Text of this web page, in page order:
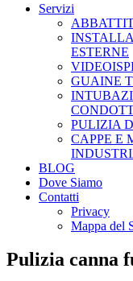
Servizi
ESTERNE
GUAINE
PULIZIA
CAPPE E
BLOG
Dove Siamo
Contatti
Privacy
Mappa del
Pulizia canna